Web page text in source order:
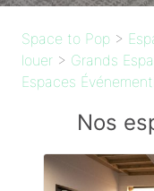
Space to Pop >
louer > Grands
Espaces
Nos